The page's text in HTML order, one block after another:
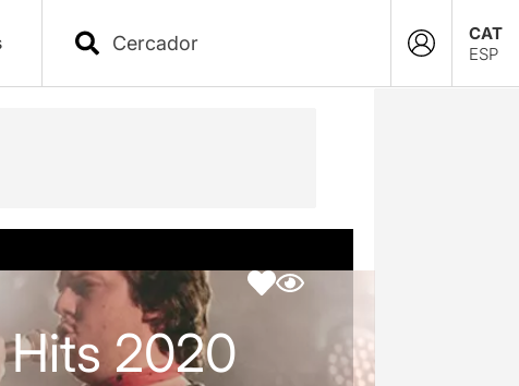
CAT
ESP
Hits 2020